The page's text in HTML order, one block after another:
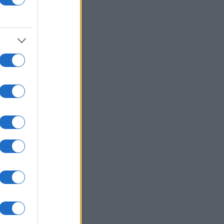
Πυροβολισμοί στη Βόρεια
Εντοπίστηκε σορός κοντά στον
Γερμανό τουρίστα
05/08/26 - 20:24
Διαψεύδει συμμετοχή σε
η επιτροφή στις
για το Ορμούζ
08/26 - 20:12